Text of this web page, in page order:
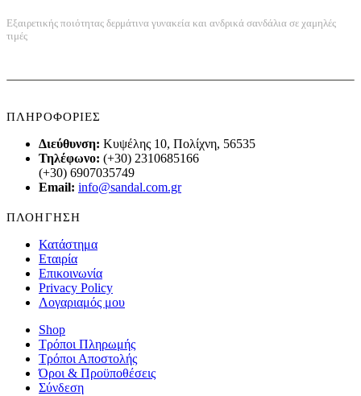
Εξαιρετικής ποιότητας δερμάτινα γυνακεία και ανδρικά σανδάλια σε χαμηλές
τιμές
ΠΛΗΡΟΦΟΡΙΕΣ
Διεύθυνση: Κυψέλης 10, Πολίχνη, 56535
Τηλέφωνο: (+30) 2310685166
(+30) 6907035749
Email: info@sandal.com.gr
ΠΛΟΗΓΗΣΗ
Κατάστημα
Εταιρία
Επικοινωνία
Privacy Policy
Λογαριαμός μου
Shop
Τρόποι Πληρωμής
Τρόποι Αποστολής
Όροι & Προϋποθέσεις
Σύνδεση